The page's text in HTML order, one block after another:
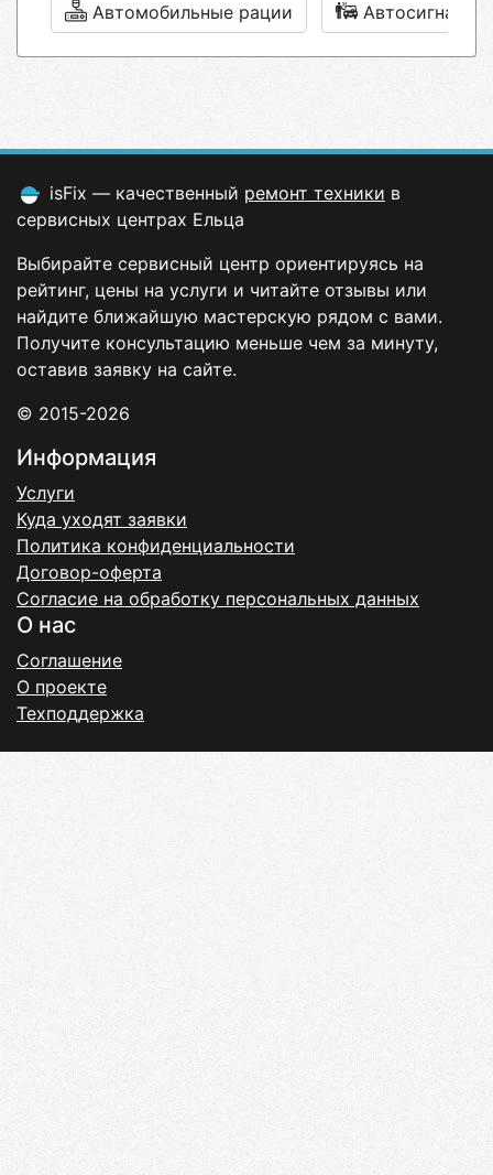
Автомобильные рации
isFix — качественный ремонт техники в
сервисных центрах Ельца
Выбирайте сервисный центр ориентируясь на
рейтинг, цены на услуги и читайте отзывы или
найдите ближайшую мастерскую рядом с вами.
Получите консультацию меньше чем за минуту,
оставив заявку на сайте.
© 2015-2026
Информация
Услуги
Куда уходят заявки
Политика конфиденциальности
Договор-оферта
Согласие на обработку персональных данных
О нас
Соглашение
О проекте
Техподдержка